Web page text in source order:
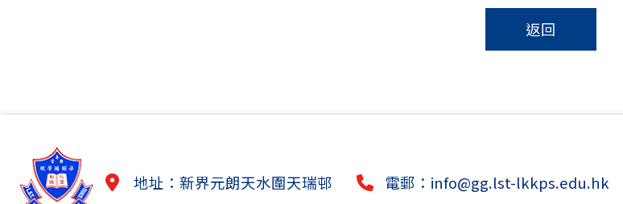
返回
地址：新界元朗天水圍天瑞邨 電郵： info@gg.lst-lkkps.edu.hk